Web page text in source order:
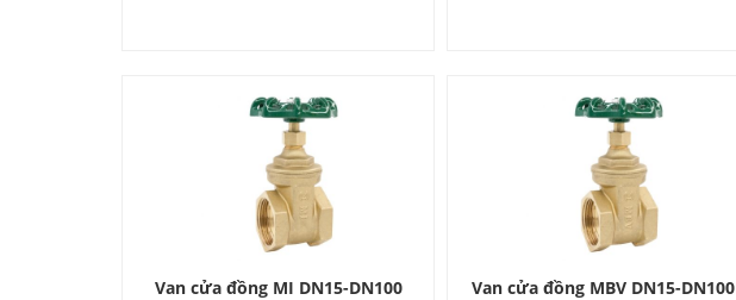
Van cửa đồng MI DN15-DN100 Van cửa đồng MBV DN15-DN100